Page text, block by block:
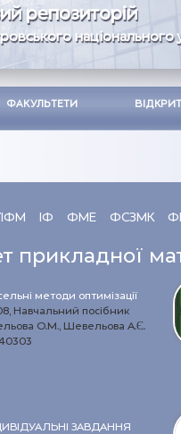
репозиторій
національного
ФАКУЛЬТЕТИ
ІФ ФМЕ ФСЗМК
прикладної
методи оптимізації
Навчальний посібник
О.М., Шевельова А.Є.
ЗАВДАННЯ